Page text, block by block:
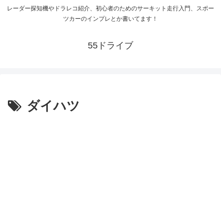
レーダー探知機やドラレコ紹介、初心者のためのサーキット走行入門、スポー
ツカーのインプレとか書いてます！
55ドライブ
ダイハツ